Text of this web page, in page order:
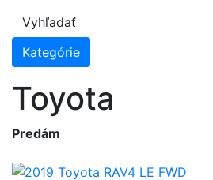
Vyhľadať
Kategórie
Toyota
Predám